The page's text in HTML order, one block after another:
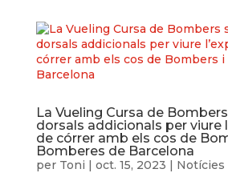
La Vueling Cursa de
dorsals addicionals per viure
de córrer amb els cos de
Bomberes de Barcelona
per Toni | oct. 15, 2023 | Notícies